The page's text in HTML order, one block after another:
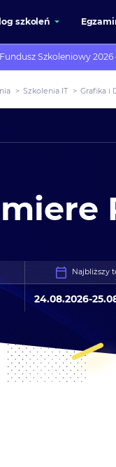
szkoleń
Szkoleniowy 2026
> Szkolenia IT > Grafika i
Najbliższy
24.08.2026-